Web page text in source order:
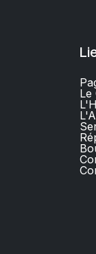
Le
C